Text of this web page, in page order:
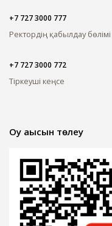
+7 727 3000 777
Ректордің қабылдау бөлімі
+7 727 3000 772
Тіркеуші кеңсе
Оқу ақысын төлеу